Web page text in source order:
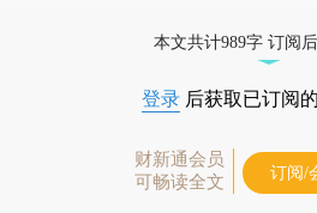
本文共计989字 订阅
登录 后获取已订阅
财新通会员
可畅读全文
订阅/